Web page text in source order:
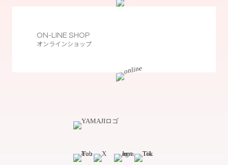
ON-LINE SHOP
オンラインショップ